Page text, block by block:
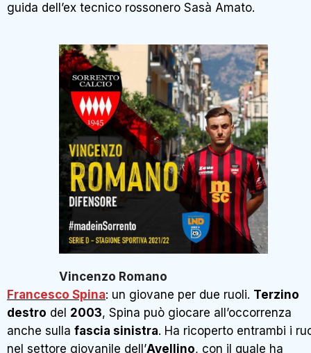
guida dell’ex tecnico rossonero Sasà Amato.
Vincenzo Romano
Francesco Spina: un giovane per due ruoli. Terzino
destro del 2003, Spina può giocare all’occorrenza
anche sulla fascia sinistra. Ha ricoperto entrambi i
nel settore giovanile dell’Avellino, con il quale ha